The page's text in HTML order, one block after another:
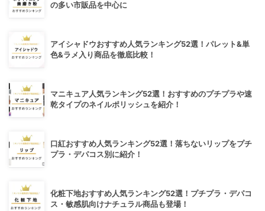
の多い市販品を中心に
アイシャドウおすすめ人気ランキング52選！パレット&単
色&ラメ入り商品を徹底比較！
マニキュア人気ランキング52選！おすすめのプチプラや速
乾タイプのネイルポリッシュを紹介！
口紅おすすめ人気ランキング52選！落ちないリップをプチ
プラ・デパコス別に紹介！
化粧下地おすすめ人気ランキング52選！プチプラ・デパコ
ス・敏感肌向けナチュラル商品も登場！